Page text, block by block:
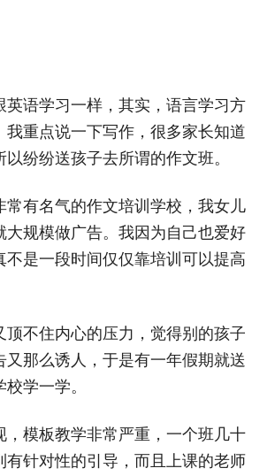
英语学习一样，其实，语言学习方
我重点说一下写作，很多家长知道
纷纷送孩子去所谓的作文班。
常有名气的作文培训学校，我女儿
大规模做广告。我因为自己也爱好
不是一段时间仅仅靠培训可以提高
顶不住内心的压力，觉得别的孩子
又那么诱人，于是有一年假期就送
学一学。
，模板教学非常严重，一个班几十
有针对性的引导，而且上课的老师